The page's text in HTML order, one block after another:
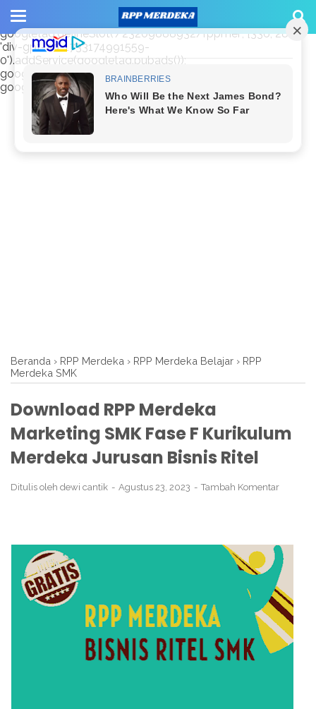
window.googletag = window.googletag || {cmd: []};
googletag.cmd.push(function() {
googletag.defineSlot('/23209888932/rppmer', [336, 280],
'div-gpt-ad-1733174991559-
0').addService(googletag.pubads());
googletag.pubads().enableSingleRequest();
googletag.enableServices(); });
Beranda › RPP Merdeka › RPP Merdeka Belajar › RPP
Merdeka SMK
Download RPP Merdeka
Marketing SMK Fase F Kurikulum
Merdeka Jurusan Bisnis Ritel
Ditulis oleh dewi cantik Agustus 23, 2023 Tambah Komentar